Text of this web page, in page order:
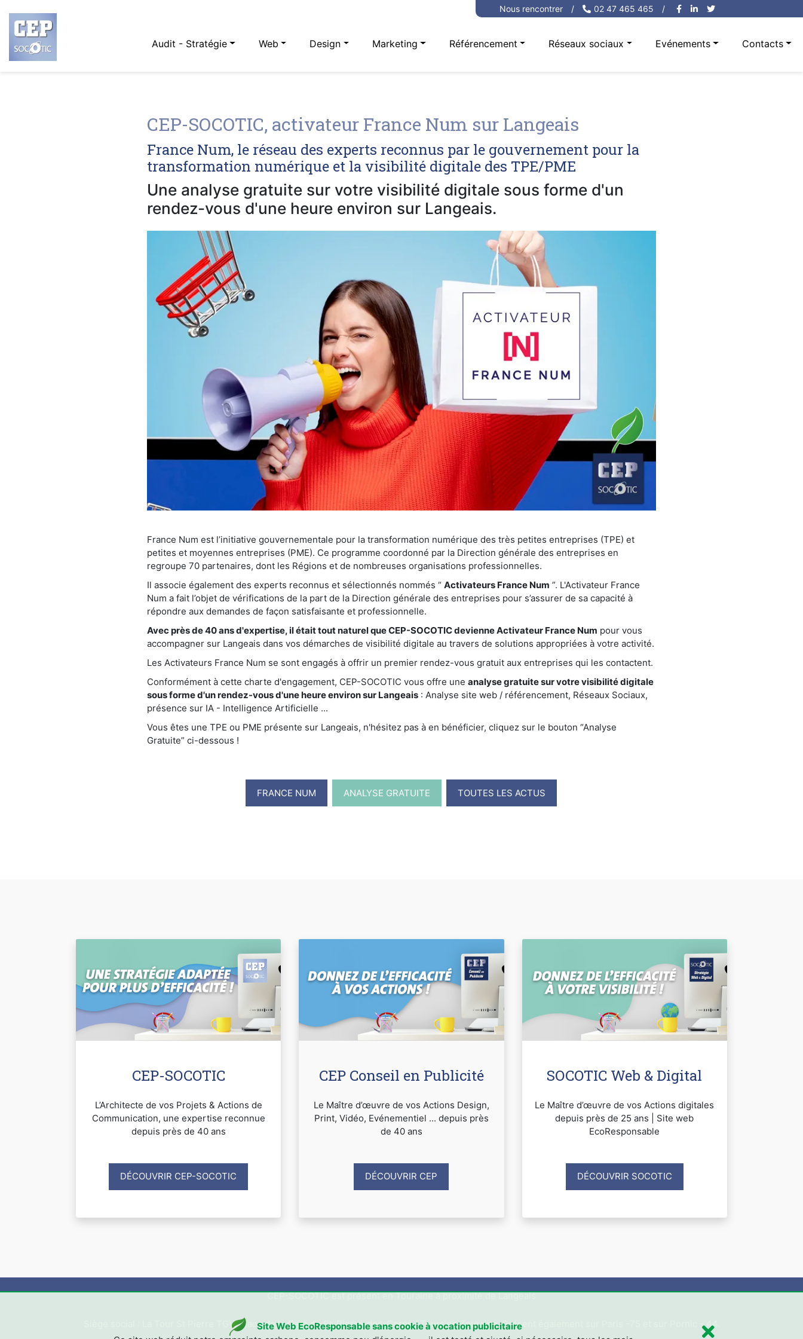
Nous rencontrer / 02 47 465 465 /
Audit - Stratégie Web Design Marketing Référencement Réseaux sociaux Evénements Contacts
CEP-SOCOTIC, activateur France Num sur Langeais
France Num, le réseau des experts reconnus par le gouvernement pour la
transformation numérique et la visibilité digitale des TPE/PME
Une analyse gratuite sur votre visibilité digitale sous forme d'un
rendez-vous d'une heure environ sur Langeais.
France Num est l’initiative gouvernementale pour la transformation numérique des très petites entreprises (TPE) et
petites et moyennes entreprises (PME). Ce programme coordonné par la Direction générale des entreprises en
regroupe 70 partenaires, dont les Régions et de nombreuses organisations professionnelles.
Il associe également des experts reconnus et sélectionnés nommés “ Activateurs France Num ”. L'Activateur France
Num a fait l’objet de vérifications de la part de la Direction générale des entreprises pour s’assurer de sa capacité à
répondre aux demandes de façon satisfaisante et professionnelle.
Avec près de 40 ans d'expertise, il était tout naturel que CEP-SOCOTIC devienne Activateur France Num pour vous
accompagner sur Langeais dans vos démarches de visibilité digitale au travers de solutions appropriées à votre activité.
Les Activateurs France Num se sont engagés à offrir un premier rendez-vous gratuit aux entreprises qui les contactent.
Conformément à cette charte d'engagement, CEP-SOCOTIC vous offre une analyse gratuite sur votre visibilité digitale
sous forme d'un rendez-vous d'une heure environ sur Langeais: Analyse site web / référencement, Réseaux Sociaux,
présence sur IA - Intelligence Artificielle ...
Vous êtes une TPE ou PME présente sur Langeais, n'hésitez pas à en bénéficier, cliquez sur le bouton “Analyse
Gratuite” ci-dessous !
FRANCE NUM ANALYSE GRATUITE TOUTES LES ACTUS
CEP-SOCOTIC
L’Architecte de vos Projets & Actions de
Communication, une expertise reconnue
depuis près de 40 ans
DÉCOUVRIR CEP-SOCOTIC
CEP Conseil en Publicité
Le Maître d’œuvre de vos Actions Design,
Print, Vidéo, Evénementiel ... depuis près
de 40 ans
DÉCOUVRIR CEP
SOCOTIC Web & Digital
Le Maître d’œuvre de vos Actions digitales
depuis près de 25 ans | Site web
EcoResponsable
DÉCOUVRIR SOCOTIC
Site Web EcoResponsable sans cookie à vocation publicitaire
CEP-SOCOTIC est présent en Touraine à proximité de Langeais
Siège social : La Tour St Pierre TGV, Place de la Gare de St-Pierre-des-Corps / Tours en Touraine. Présent également sur Paris -75 et sur Pornic - 44.